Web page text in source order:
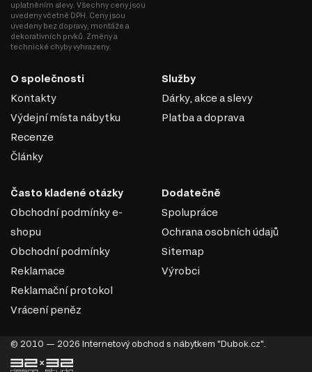
uplatněním slevy. Všechny ceny jsou
uvedeny včetně DPH. Ceny jsou
uvedeny bez dopravy, montáže a
dekorativních prvků. Změny a
technické chyby vyhrazeny.
O společnosti
Kontakty
Výdejní místa nábytku
Recenze
Články
Služby
Dárky, akce a slevy
Platba a doprava
Často kladené otázky
Obchodní podmínky e-
shopu
Obchodní podmínky
Reklamace
Reklamační protokol
Vrácení peněz
Dodatečně
Spolupráce
Ochrana osobních údajů
Sitemap
Výrobci
© 2010 — 2026 Internetový obchod s nábytkem "Dubok.cz".